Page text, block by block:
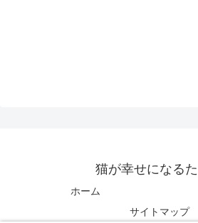
猫が幸せになる
ホーム
サイトマップ